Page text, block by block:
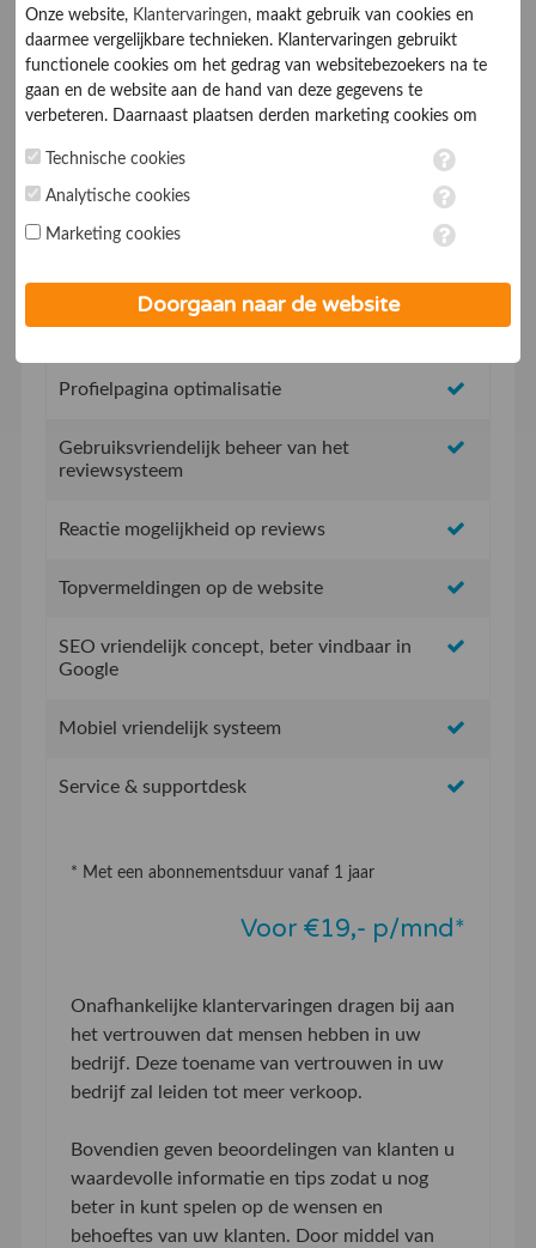
Geen opstartkosten
Social Media integratie om uw reviews te delen
Uw eigen review widget voor op de website
Profielpagina optimalisatie
Gebruiksvriendelijk beheer van het
reviewsysteem
Reactie mogelijkheid op reviews
Topvermeldingen op de website
SEO vriendelijk concept, beter vindbaar in
Google
Mobiel vriendelijk systeem
Service & supportdesk
* Met een abonnementsduur vanaf 1 jaar
Voor €19,- p/mnd*
Onafhankelijke klantervaringen dragen bij aan
het vertrouwen dat mensen hebben in uw
bedrijf. Deze toename van vertrouwen in uw
bedrijf zal leiden tot meer verkoop.
Bovendien geven beoordelingen van klanten u
waardevolle informatie en tips zodat u nog
beter in kunt spelen op de wensen en
behoeftes van uw klanten. Door middel van
Onze website, Klantervaringen, maakt gebruik van cookies en
daarmee vergelijkbare technieken. Klantervaringen gebruikt
functionele cookies om het gedrag van websitebezoekers na te
gaan en de website aan de hand van deze gegevens te
verbeteren. Daarnaast plaatsen derden marketing cookies om
marketing cookies worden persoonsgegevens verwerkt. Je geeft
toestemming voor deze verwerking wanneer je hieronder een
op ieder moment aanpassen in de
. Lees voor meer
Technische cookies
Analytische cookies
Marketing cookies
Doorgaan naar de website